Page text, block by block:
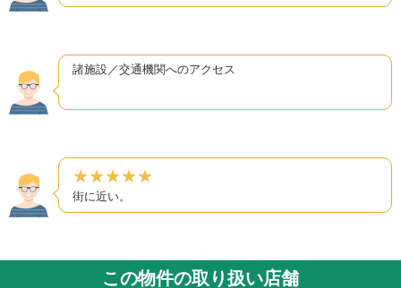
諸施設／交通機関へのアクセス
★★★★★
街に近い。
この物件の取り扱い店舗